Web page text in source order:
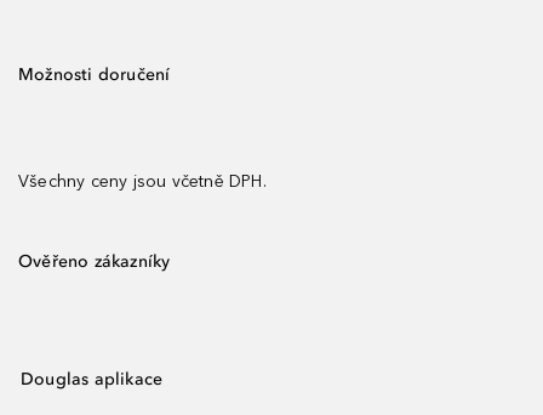
Možnosti doručení
Všechny ceny jsou včetně DPH.
Ověřeno zákazníky
Douglas aplikace